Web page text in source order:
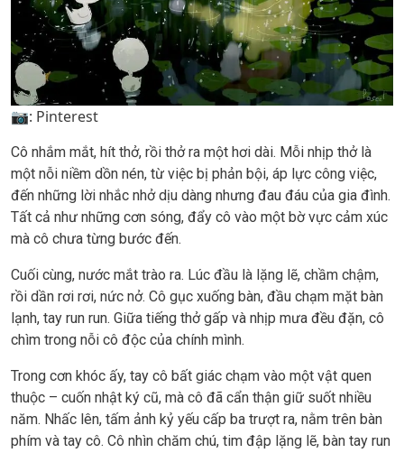
📷: Pinterest
Cô nhắm mắt, hít thở, rồi thở ra một hơi dài. Mỗi nhịp thở là
một nỗi niềm dồn nén, từ việc bị phản bội, áp lực công việc,
đến những lời nhắc nhở dịu dàng nhưng đau đáu của gia đình.
Tất cả như những cơn sóng, đẩy cô vào một bờ vực cảm xúc
mà cô chưa từng bước đến.
Cuối cùng, nước mắt trào ra. Lúc đầu là lặng lẽ, chầm chậm,
rồi dần rơi rơi, nức nở. Cô gục xuống bàn, đầu chạm mặt bàn
lạnh, tay run run. Giữa tiếng thở gấp và nhịp mưa đều đặn, cô
chìm trong nỗi cô độc của chính mình.
Trong cơn khóc ấy, tay cô bất giác chạm vào một vật quen
thuộc – cuốn nhật ký cũ, mà cô đã cẩn thận giữ suốt nhiều
năm. Nhấc lên, tấm ảnh kỷ yếu cấp ba trượt ra, nằm trên bàn
phím và tay cô. Cô nhìn chăm chú, tim đập lặng lẽ, bàn tay run